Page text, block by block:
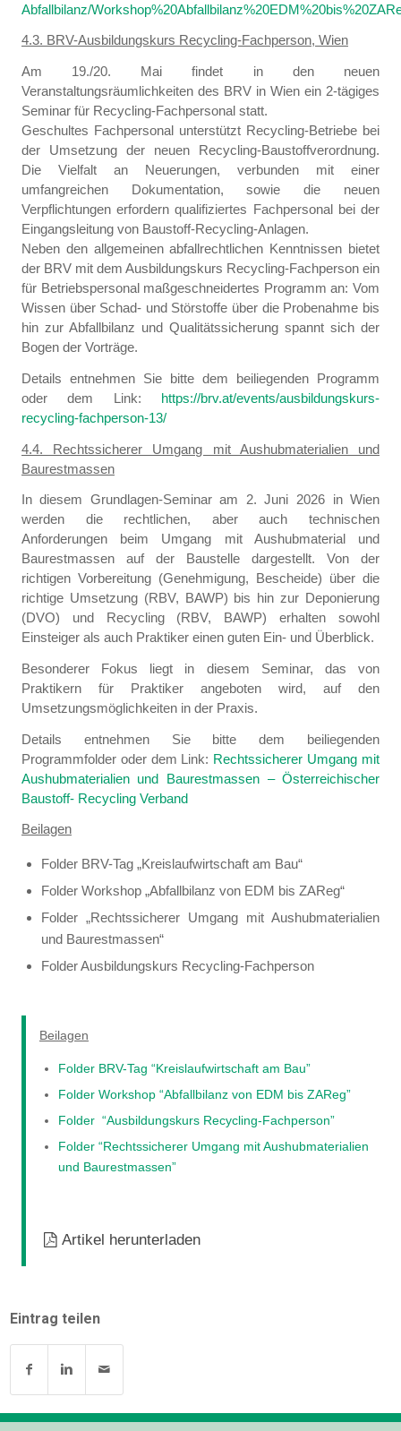
Abfallbilanz/
4.3. BRV-Ausbildungskurs Recycling-Fachperson, Wien
Am 19./20. Mai findet in den neuen
Veranstaltungsräumlichkeiten des BRV in Wien ein 2-tägiges
Seminar für Recycling-Fachpersonal statt.
Geschultes Fachpersonal unterstützt Recycling-Betriebe bei
der Umsetzung der neuen Recycling-Baustoffverordnung.
Die Vielfalt an Neuerungen, verbunden mit einer
umfangreichen Dokumentation, sowie die neuen
Verpflichtungen erfordern qualifiziertes Fachpersonal bei der
Eingangsleitung von Baustoff-Recycling-Anlagen.
Neben den allgemeinen abfallrechtlichen Kenntnissen bietet
der BRV mit dem Ausbildungskurs Recycling-Fachperson ein
für Betriebspersonal maßgeschneidertes Programm an: Vom
Wissen über Schad- und Störstoffe über die Probenahme bis
hin zur Abfallbilanz und Qualitätssicherung spannt sich der
Bogen der Vorträge.
Details entnehmen Sie bitte dem beiliegenden Programm
oder dem Link: https://brv.at/events/ausbildungskurs-
recycling-fachperson-13/
4.4. Rechtssicherer Umgang mit Aushubmaterialien und
Baurestmassen
In diesem Grundlagen-Seminar am 2. Juni 2026 in Wien
werden die rechtlichen, aber auch technischen
Anforderungen beim Umgang mit Aushubmaterial und
Baurestmassen auf der Baustelle dargestellt. Von der
richtigen Vorbereitung (Genehmigung, Bescheide) über die
richtige Umsetzung (RBV, BAWP) bis hin zur Deponierung
(DVO) und Recycling (RBV, BAWP) erhalten sowohl
Einsteiger als auch Praktiker einen guten Ein- und Überblick.
Besonderer Fokus liegt in diesem Seminar, das von
Praktikern für Praktiker angeboten wird, auf den
Umsetzungsmöglichkeiten in der Praxis.
Details entnehmen Sie bitte dem beiliegenden
Programmfolder oder dem Link: Rechtssicherer Umgang mit
Aushubmaterialien und Baurestmassen – Österreichischer
Baustoff- Recycling Verband
Beilagen
Folder BRV-Tag „Kreislaufwirtschaft am Bau“
Folder Workshop „Abfallbilanz von EDM bis ZAReg“
Folder „Rechtssicherer Umgang mit Aushubmaterialien
und Baurestmassen“
Folder Ausbildungskurs Recycling-Fachperson
Beilagen
Folder BRV-Tag “Kreislaufwirtschaft am Bau”
Folder Workshop “Abfallbilanz von EDM bis ZAReg”
Folder “Ausbildungskurs Recycling-Fachperson”
Folder “Rechtssicherer Umgang mit Aushubmaterialien
und Baurestmassen”
Artikel herunterladen
Eintrag teilen